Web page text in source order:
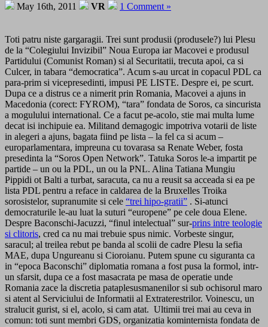
May 16th, 2011 VR 1 Comment »
Toti patru niste gargaragii. Trei sunt produsii (produsele?) lui Plesu
de la “Colegiului Invizibil” Noua Europa iar Macovei e produsul
Partidului (Comunist Roman) si al Securitatii, trecuta apoi, ca si
Culcer, in tabara “democratica”. Acum s-au urcat in copacul PDL ca
para-prim si vicepresedinti, impusi PE LISTE. Despre ei, pe scurt.
Dupa ce a distrus ce a nimerit prin Romania, Macovei a ajuns in
Macedonia (corect: FYROM), “tara” fondata de Soros, ca sincurista
a mogulului international. Ce a facut pe-acolo, stie mai multa lume
decat isi inchipuie ea. Militand demagogic impotriva votarii de liste
in alegeri a ajuns, bagata fiind pe lista – la fel ca si acum –
europarlamentara, impreuna cu tovarasa sa Renate Weber, fosta
presedinta la “Soros Open Network”. Tatuka Soros le-a impartit pe
partide – un ou la PDL, un ou la PNL. Alina Tatiana Mungiu
Pippidi ot Balti a turbat, saracuta, ca nu a reusit sa acceada si ea pe
lista PDL pentru a reface in caldarea de la Bruxelles Troika
sorosistelor, supranumite si cele “trei hipo-gratii” . Si-atunci
democraturile le-au luat la suturi “europene” pe cele doua Elene.
Despre Baconschi-Jacuzzi, “finul intelectual” sur-prins intre teologie
si clitoris, cred ca nu mai trebuie spus nimic. Vorbeste singur,
saracul; al treilea rebut pe banda al scolii de cadre Plesu la sefia
MAE, dupa Ungureanu si Cioroianu. Putem spune cu siguranta ca
in “epoca Baconschi” diplomatia romana a fost pusa la formol, intr-
un sfarsit, dupa ce a fost masacrata pe masa de operatie unde
Romania zace la discretia pataplesusmanenilor si sub ochisorul maro
si atent al Serviciului de Informatii al Extraterestrilor. Voinescu, un
stralucit gurist, si el, acolo, si cam atat. Ultimii trei mai au ceva in
comun: toti sunt membri GDS, organizatia kominternista fondata de